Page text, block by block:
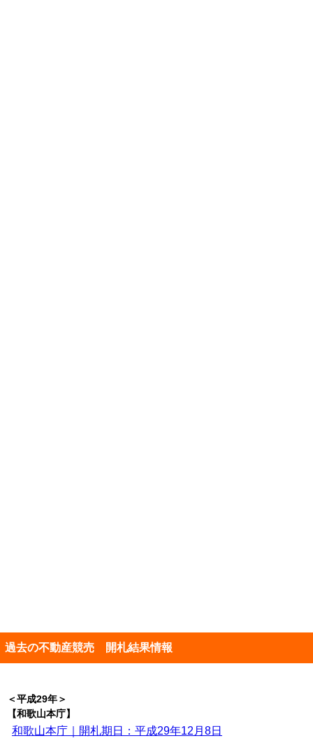
過去の不動産競売 開札結果情報
＜平成29年＞
【和歌山本庁】
和歌山本庁｜開札期日：平成29年12月8日